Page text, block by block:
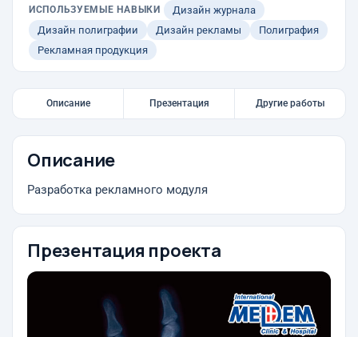
ИСПОЛЬЗУЕМЫЕ НАВЫКИ
Дизайн журнала
Дизайн полиграфии
Дизайн рекламы
Полиграфия
Рекламная продукция
Описание Презентация Другие работы
Описание
Разработка рекламного модуля
Презентация проекта